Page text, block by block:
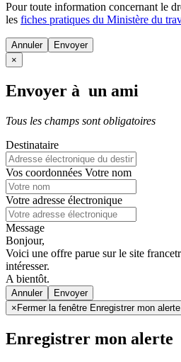
Pour toute information concernant le
les fiches pratiques du Ministère du
Annuler
×
Envoyer à un ami
Tous les champs sont obligatoires
Destinataire
Vos coordonnées Votre nom
Votre adresse électronique
Message
Bonjour,
Voici une offre parue sur le site
intéresser.
A bientôt.
Annuler
× Fermer la fenêtre Enregistrer mon alerte
Enregistrer mon alerte